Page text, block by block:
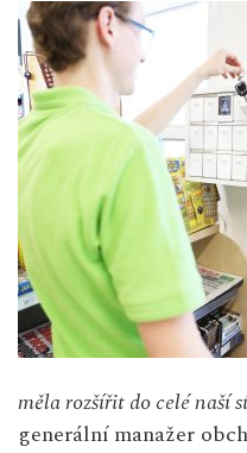
měla rozšířit do celé naší
generální manažer